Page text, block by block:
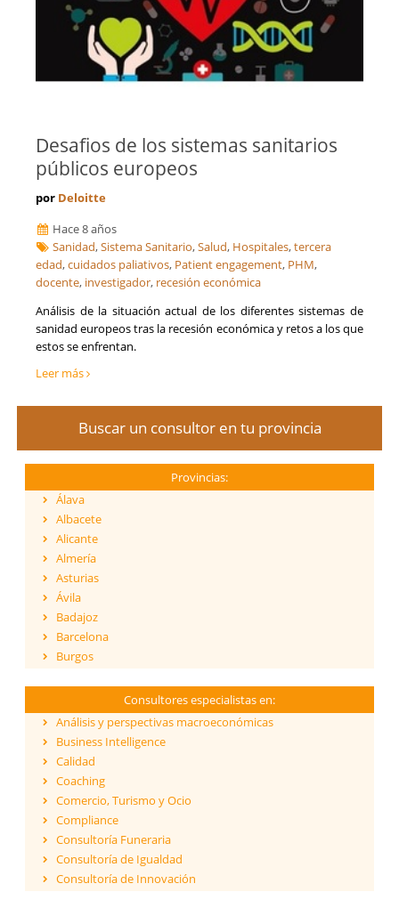
Desafios de los sistemas sanitarios
públicos europeos
por Deloitte
Hace 8 años
Sanidad,Sistema Sanitario,Salud, Hospitales,tercera
edad,cuidados paliativos, Patient engagement, PHM,
docente, investigador, recesión económica
Análisis de la situación actual de los diferentes sistemas de
sanidad europeos tras la recesión económica y retos a los que
estos se enfrentan.
Leer más
Buscar un consultor en tu provincia
Provincias:
Álava
Albacete
Alicante
Almería
Asturias
Ávila
Badajoz
Barcelona
Burgos
Cantabria
Castellón
Ceuta
Ciudad Real
Córdoba
Cuenca
Girona
Granada
Guadalajara
Consultores especialistas en:
Análisis y perspectivas macroeconómicas
Business Intelligence
Calidad
Coaching
Comercio, Turismo y Ocio
Compliance
Consultoría Funeraria
Consultoría de Igualdad
Consultoría de Innovación